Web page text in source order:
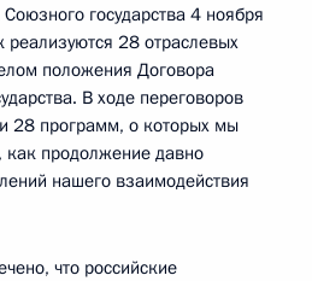
Союзного государства 4 ноября
28 отраслевых
положения Договора
В ходе переговоров
28 программ, о которых мы
как продолжение давно
нашего взаимодействия
что российские